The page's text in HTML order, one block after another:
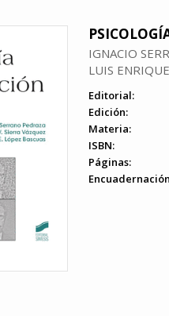
IGNACIO
LUIS
Editorial:
Edición:
Materia:
ISBN:
Páginas: